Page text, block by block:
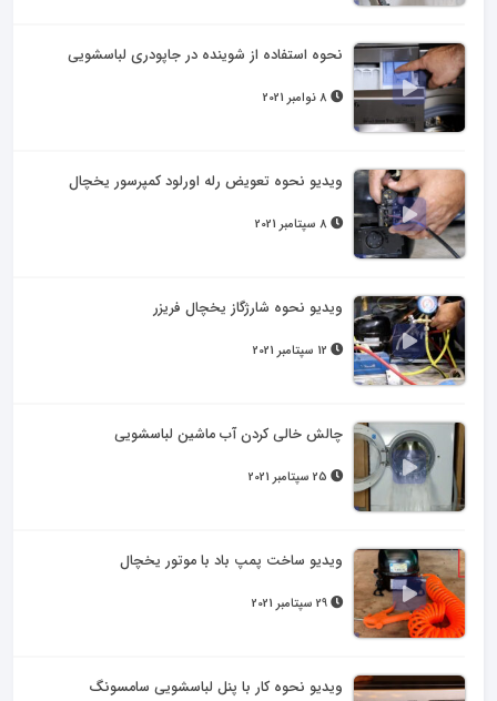
نحوه استفاده از شوینده در جاپودری لباسشویی
ویدیو نحوه تعویض رله اورلود کمپرسور یخچال
ویدیو نحوه شارژگاز یخچال فریزر
چالش خالی کردن آب ماشین لباسشویی
ویدیو ساخت پمپ باد با موتور یخچال
ویدیو نحوه کار با پنل لباسشویی سامسونگ